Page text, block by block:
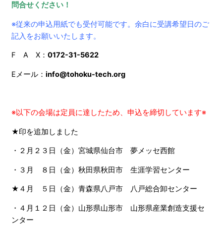
問合せください！
※従来の申込用紙でも受付可能です。余白に受講希望日のご
記入をお願いいたします。
F A X： 0172-31-5622
Eメール： info@tohoku-tech.org
※以下の会場は定員に達したため、申込を締切しています※
★印を追加しました
・２月２３日（金）宮城県仙台市 夢メッセ西館
・３月 ８日（金）秋田県秋田市 生涯学習センター
★４月 ５日（金）青森県八戸市 八戸総合卸センター
・４月１２日（金）山形県山形市 山形県産業創造支援セ
ンター